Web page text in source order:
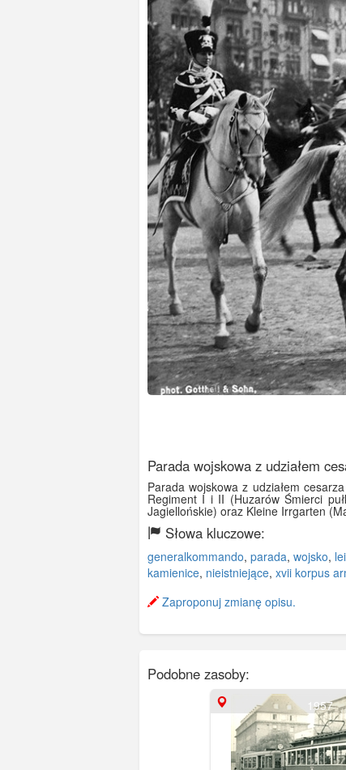
Parada wojskowa z udziałem
Parada wojskowa z udziałem
Regiment I i II (Huzarów Śmierci
Jagiellońskie) oraz Kleine Irrgarten
Słowa kluczowe:
generalkommando, parada, wojsko,
kamienice, nieistniejące, xvii korpus
Zaproponuj zmianę opisu.
Podobne zasoby:
1957